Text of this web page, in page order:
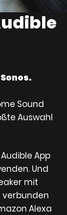
Sound
Auswahl
App
Und
mit
verbunden
Alexa